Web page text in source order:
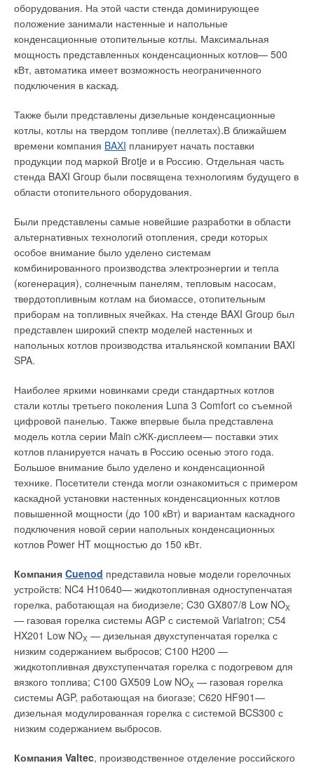
оборудования. На этой части стенда доминирующее
положение занимали настенные и напольные
конденсационные отопительные котлы. Максимальная
мощность представленных конденсационных котлов— 500
кВт, автоматика имеет возможность неограниченного
подключения в каскад.
Также были представлены дизельные конденсационные
котлы, котлы на твердом топливе (пеллетах).В ближайшем
времени компания BAXI планирует начать поставки
продукции под маркой Brotje и в Россию. Отдельная часть
стенда BAXI Group были посвящена технологиям будущего в
области отопительного оборудования.
Были представлены самые новейшие разработки в области
альтернативных технологий отопления, среди которых
особое внимание было уделено системам
комбинированного производства электроэнергии и тепла
(когенерация), солнечным панелям, тепловым насосам,
твердотопливным котлам на биомассе, отопительным
приборам на топливных ячейках. На стенде BAXI Group был
представлен широкий спектр моделей настенных и
напольных котлов производства итальянской компании BAXI
SPA.
Наиболее яркими новинками среди стандартных котлов
стали котлы третьего поколения Luna 3 Comfort со съемной
цифровой панелью. Также впервые была представлена
модель котла серии Main сЖК-дисплеем— поставки этих
котлов планируется начать в Россию осенью этого года.
Большое внимание было уделено и конденсационной
технике. Посетители стенда могли ознакомиться с примером
каскадной установки настенных конденсационных котлов
повышенной мощности (до 100 кВт) и вариантам каскадного
подключения новой серии напольных конденсационных
котлов Power HT мощностью до 150 кВт.
Компания Cuenod представила новые модели горелочных
устройств: NC4 H10640— жидкотопливная одноступенчатая
горелка, работающая на биодизеле; C30 GX807/8 Low NOX
— газовая горелка системы AGP с системой Variatron; С54
HX201 Low NOX — дизельная двухступенчатая горелка с
низким содержанием выбросов; С100 Н200 —
жидкотопливная двухступенчатая горелка с подогревом для
вязкого топлива; С100 GX509 Low NOX — газовая горелка
системы AGP, работающая на биогазе; С620 HF901—
дизельная модулированная горелка с системой BCS300 с
низким содержанием выбросов.
Компания Valtec, производственное отделение российского